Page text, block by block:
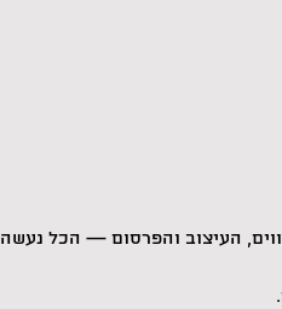
העיצוב והפרסום — הכל נעשה